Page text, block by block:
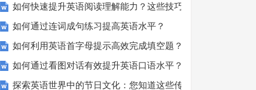
如何快速提升英语阅读理解能力？这些技巧你必须知道！
如何通过连词成句练习提高英语水平？
如何利用英语首字母提示高效完成填空题？
如何通过看图对话有效提升英语口语水平？
探索英语世界中的节日文化：您知道这些传统吗？